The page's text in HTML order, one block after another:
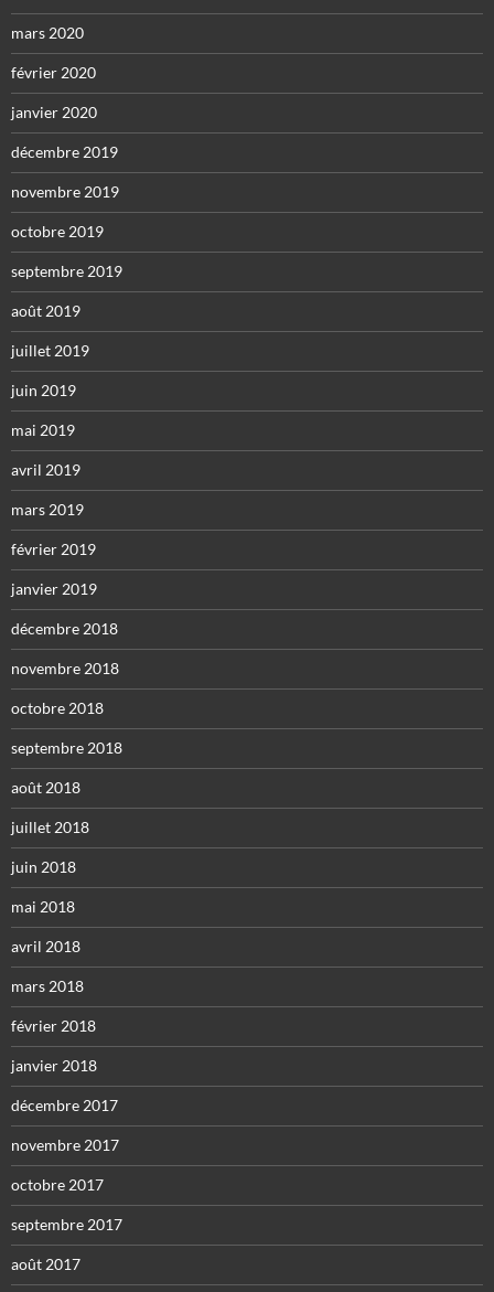
mars 2020
février 2020
janvier 2020
décembre 2019
novembre 2019
octobre 2019
septembre 2019
août 2019
juillet 2019
juin 2019
mai 2019
avril 2019
mars 2019
février 2019
janvier 2019
décembre 2018
novembre 2018
octobre 2018
septembre 2018
août 2018
juillet 2018
juin 2018
mai 2018
avril 2018
mars 2018
février 2018
janvier 2018
décembre 2017
novembre 2017
octobre 2017
septembre 2017
août 2017